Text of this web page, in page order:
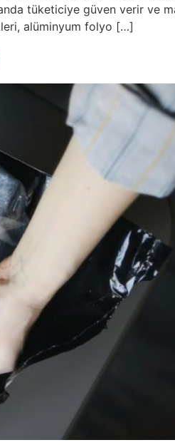
tüketiciye güven verir ve
alüminyum folyo […]